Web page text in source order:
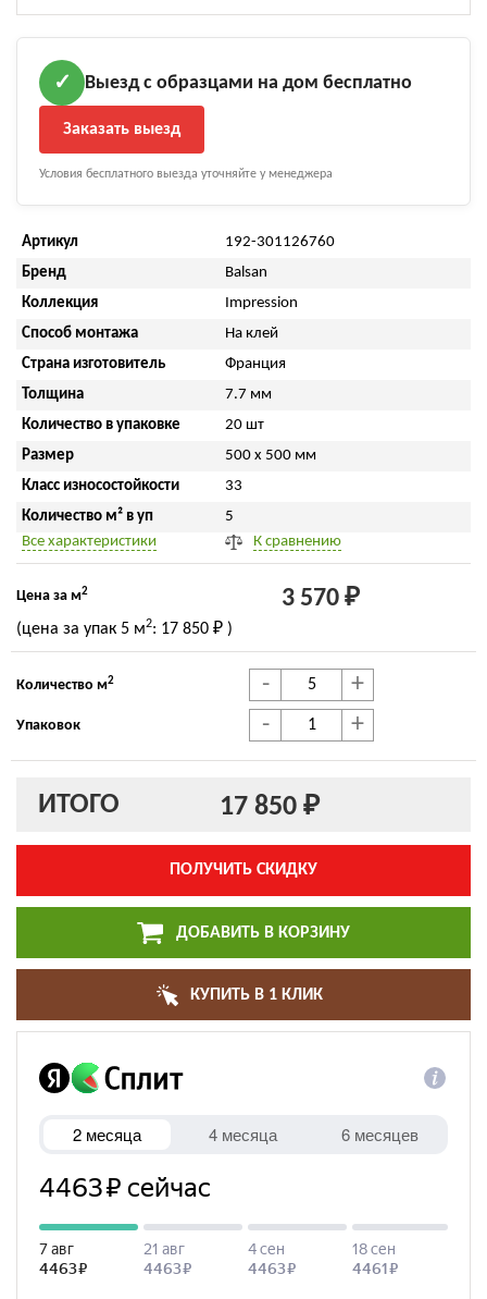
✓ Выезд с образцами на дом бесплатно
Заказать выезд
Условия бесплатного выезда уточняйте у менеджера
Артикул
192-301126760
Бренд
Balsan
Коллекция
Impression
Способ монтажа
На клей
Страна изготовитель
Франция
Толщина
7.7 мм
Количество в упаковке
20 шт
Размер
500 x 500 мм
Класс износостойкости
33
Количество м² в уп
5
Все характеристики
К сравнению
Цена за м2 3 570 ₽
(цена за упак 5 м2: 17 850 ₽ )
Количество м2 - +
Упаковок - +
ИТОГО 17 850 ₽
ПОЛУЧИТЬ СКИДКУ
ДОБАВИТЬ В КОРЗИНУ
КУПИТЬ В 1 КЛИК